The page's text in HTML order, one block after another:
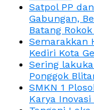
Satpol PP
Gabungan,
Batang
Semarakkan
Kediri Kota
Sering
Ponggok
SMKN 1
Karya